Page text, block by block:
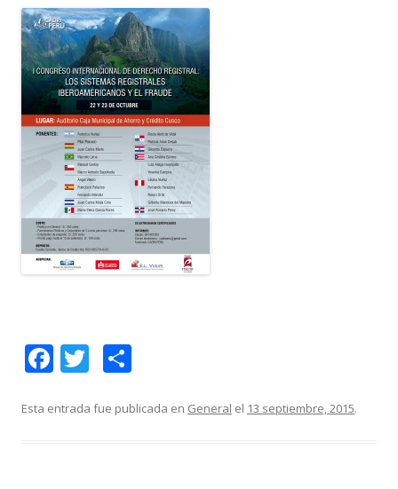
F
e
T
itt m
Esta entrada fue publicada en General el 13 septiembre, 2015.